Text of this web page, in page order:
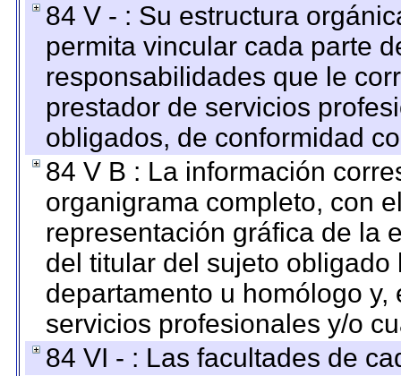
84 V - : Su estructura
permita vincular cada parte
responsabilidades que le
prestador de servicios
obligados, de conformidad
84 V B : La información
organigrama completo, con
representación gráfica de la
del titular del sujeto
departamento u homólogo
servicios profesionales y/o
84 VI - : Las facultades de